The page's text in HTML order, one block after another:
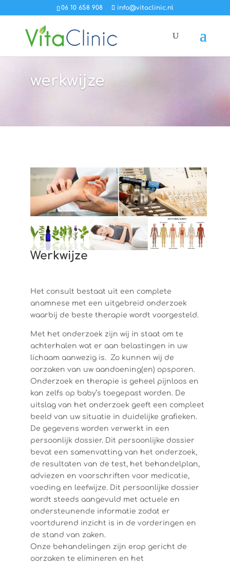
06 10 658 908 info@vitaclinic.nl
werkwijze
Werkwijze
Het consult bestaat uit een complete
anamnese met een uitgebreid onderzoek
waarbij de beste therapie wordt voorgesteld.
Met het onderzoek zijn wij in staat om te
achterhalen wat er aan belastingen in uw
lichaam aanwezig is. Zo kunnen wij de
oorzaken van uw aandoening(en) opsporen.
Onderzoek en therapie is geheel pijnloos en
kan zelfs op baby’s toegepast worden. De
uitslag van het onderzoek geeft een compleet
beeld van uw situatie in duidelijke grafieken.
De gegevens worden verwerkt in een
persoonlijk dossier. Dit persoonlijke dossier
bevat een samenvatting van het onderzoek,
de resultaten van de test, het behandelplan,
adviezen en voorschriften voor medicatie,
voeding en leefwijze. Dit persoonlijke dossier
wordt steeds aangevuld met actuele en
ondersteunende informatie zodat er
voortdurend inzicht is in de vorderingen en
de stand van zaken.
Onze behandelingen zijn erop gericht de
oorzaken te elimineren en het